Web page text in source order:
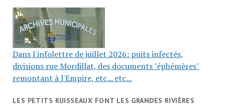
Dans l'infolettre de juillet 2026: puits infectés,
divisions rue Mordillat, des documents "éphémères"
remontant à l'Empire, etc... etc...
LES PETITS RUISSEAUX FONT LES GRANDES RIVIÈRES